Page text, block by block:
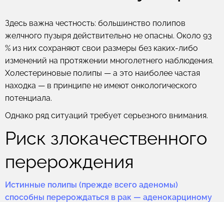
Здесь важна честность: большинство полипов
желчного пузыря действительно не опасны. Около 93
% из них сохраняют свои размеры без каких-либо
изменений на протяжении многолетнего наблюдения.
Холестериновые полипы — а это наиболее частая
находка — в принципе не имеют онкологического
потенциала.
Однако ряд ситуаций требует серьезного внимания.
Риск злокачественного
перерождения
Истинные полипы (прежде всего аденомы)
способны перерождаться в рак — аденокарциному